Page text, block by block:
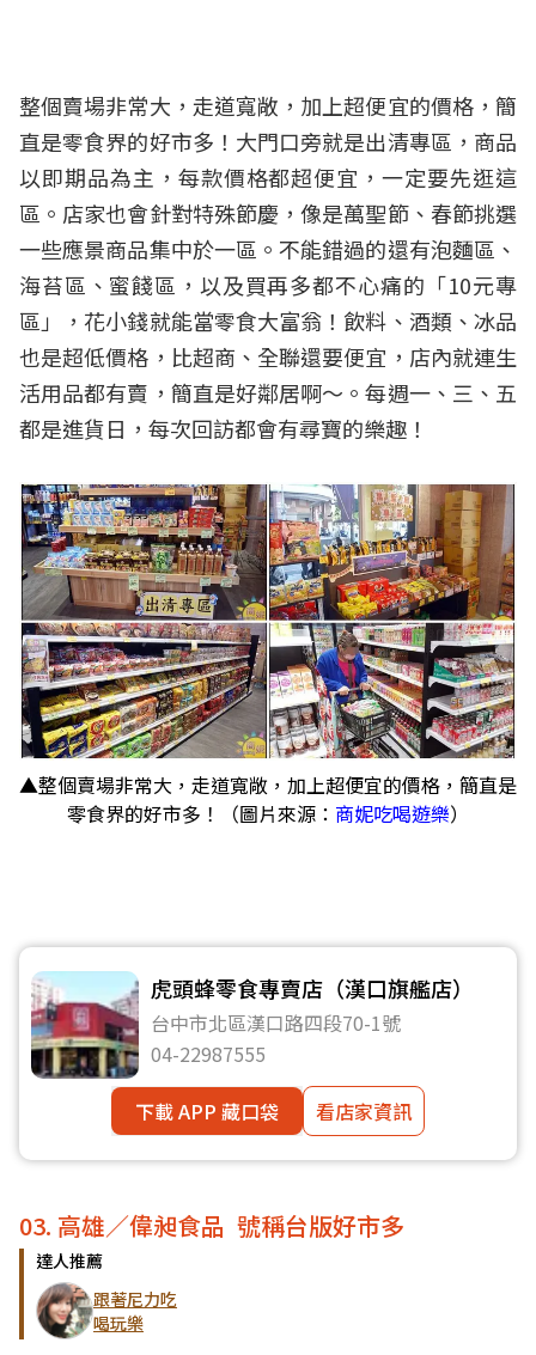
整個賣場非常大，走道寬敞，加上超便宜的價格，簡
直是零食界的好市多！大門口旁就是出清專區，商品
以即期品為主，每款價格都超便宜，一定要先逛這
區。店家也會針對特殊節慶，像是萬聖節、春節挑選
一些應景商品集中於一區。不能錯過的還有泡麵區、
海苔區、蜜餞區，以及買再多都不心痛的「10元專
區」，花小錢就能當零食大富翁！飲料、酒類、冰品
也是超低價格，比超商、全聯還要便宜，店內就連生
活用品都有賣，簡直是好鄰居啊～。每週一、三、五
都是進貨日，每次回訪都會有尋寶的樂趣！
▲整個賣場非常大，走道寬敞，加上超便宜的價格，簡直是
零食界的好市多！（圖片來源： 商妮吃喝遊樂）
虎頭蜂零食專賣店（漢口旗艦店）
台中市北區漢口路四段70-1號
04-22987555
下載 APP 藏口袋
看店家資訊
03. 高雄／偉昶食品 號稱台版好市多
達人推薦
跟著尼力吃
喝玩樂